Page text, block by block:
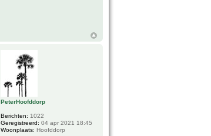
PeterHoofddorp
Berichten: 1022
Geregistreerd: 04 apr 2021 18:45
Woonplaats: Hoofddorp